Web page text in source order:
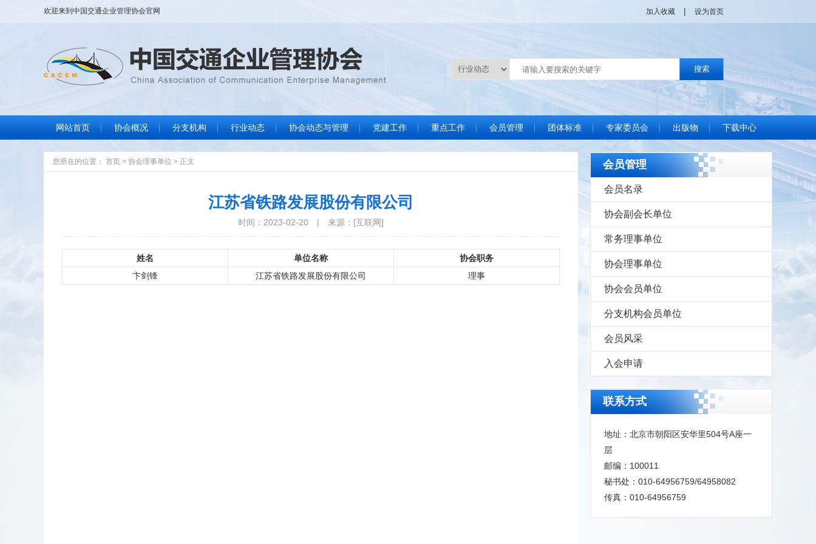
欢迎来到 中国交通企业管理协会官网 加入收藏 | 设为首页
网站首页 协会概况
协会简介
协会章程
组织结构
协会领导
协会大事记
协会荣誉
联系我们
分支机构 行业动态
行业要闻
标准规范
政策法规
信息服务
协会动态与管理
协会要闻
通知通告
数据统计
文件制度
党建工作 重点工作
品牌会议
品牌活动
法律服务
标准化评审服务
培训咨询
调研统计分析
会员管理
会员名录
协会副会长单位
常务理事单位
协会理事单位
协会会员单位
分支机构会员单位
会员风采
入会申请
团体标准
团体标准制定流程
协会标准化通讯
国家政策动态
协会发布标准查询
标准化良好行为声明
专家委员会
管理现代化成果委员会简介
专家库
专家视点
工作动态
出版物 下载中心
信用建设
您所在的位置： 首页 > 协会理事单位 > 正文
江苏省铁路发展股份有限公司
时间：2023-02-20 | 来源：[互联网]
姓名 单位名称
协会职务
卞剑锋
江苏省铁路发展股份有限公司 理事
会员管理
会员名录
协会副会长单位
常务理事单位
协会理事单位
协会会员单位
分支机构会员单位
会员风采
入会申请
联系方式
地址：北京市朝阳区安华里504号A座一
层
邮编：100011
秘书处：010-64956759/64958082
传真：010-64956759